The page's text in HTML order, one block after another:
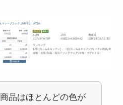
品はほとんどの色が